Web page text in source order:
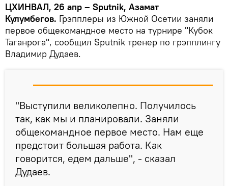
ЦХИНВАЛ, 26 апр – Sputnik, Азамат
Кулумбегов. Грэпплеры из Южной Осетии заняли
первое общекомандное место на турнире "Кубок
Таганрога", сообщил Sputnik тренер по грэпплингу
Владимир Дудаев.
"Выступили великолепно. Получилось
так, как мы и планировали. Заняли
общекомандное первое место. Нам еще
предстоит большая работа. Как
говорится, едем дальше", - сказал
Дудаев.